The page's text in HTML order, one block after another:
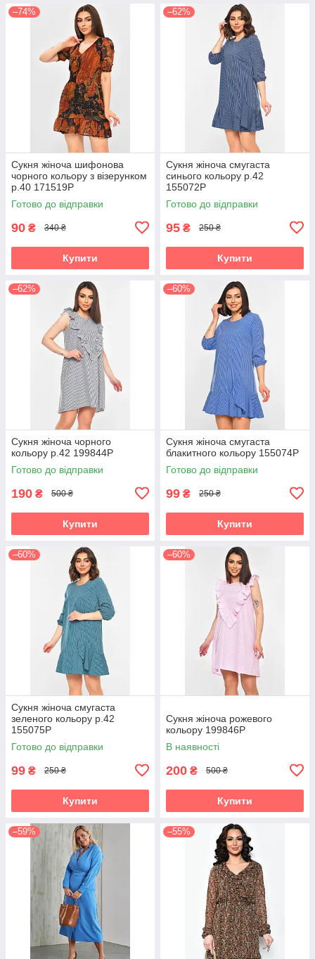
–74%
Сукня жіноча шифонова
чорного кольору з візерунком
р.40 171519P
Готово до відправки
90 ₴ 340 ₴
Купити
–62%
Сукня жіноча смугаста
синього кольору р.42
155072P
Готово до відправки
95 ₴ 250 ₴
Купити
–62%
Сукня жіноча чорного
кольору р.42 199844P
Готово до відправки
190 ₴ 500 ₴
Купити
–60%
Сукня жіноча смугаста
блакитного кольору 155074P
Готово до відправки
99 ₴ 250 ₴
Купити
–60%
Сукня жіноча смугаста
зеленого кольору р.42
155075P
Готово до відправки
99 ₴ 250 ₴
Купити
–60%
Сукня жіноча рожевого
кольору 199846P
В наявності
200 ₴ 500 ₴
Купити
–59% –55%